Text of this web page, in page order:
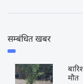
सम्बंधित खबर
मौत